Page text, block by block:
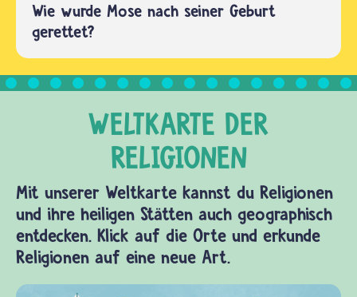
Wie wurde Mose nach seiner Geburt
gerettet?
Mit unserer Weltkarte kannst du Religionen
und ihre heiligen Stätten auch geographisch
entdecken. Klick auf die Orte und erkunde
Religionen auf eine neue Art.